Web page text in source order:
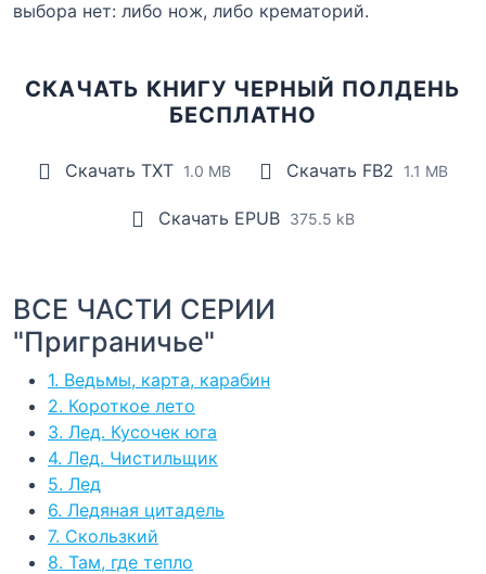
выбора нет: либо нож, либо крематорий.
СКАЧАТЬ КНИГУ ЧЕРНЫЙ ПОЛДЕНЬ
БЕСПЛАТНО
Скачать TXT 1.0 MB Скачать FB2 1.1 MB
Скачать EPUB 375.5 kB
ВСЕ ЧАСТИ СЕРИИ
"Приграничье"
1. Ведьмы, карта, карабин
2. Короткое лето
3. Лед. Кусочек юга
4. Лед. Чистильщик
5. Лед
6. Ледяная цитадель
7. Скользкий
8. Там, где тепло